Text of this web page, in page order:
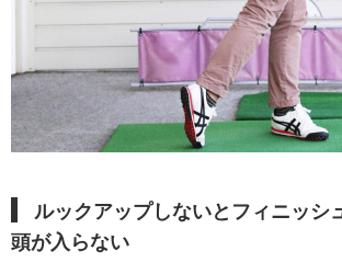
ルックアップしないとフィニッシ
頭が入らない